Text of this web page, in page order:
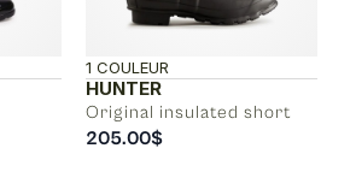
HUNTER
Original insulated short
1 COULEUR
205.00$